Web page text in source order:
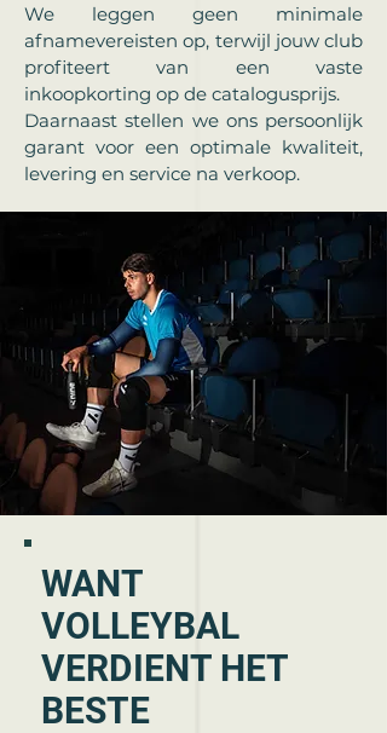
We leggen geen minimale
afnamevereisten op, terwijl jouw club
profiteert van een vaste
inkoopkorting op de catalogusprijs.
Daarnaast stellen we ons persoonlijk
garant voor een optimale kwaliteit,
levering en service na verkoop.
WANT
VOLLEYBAL
VERDIENT HET
BESTE